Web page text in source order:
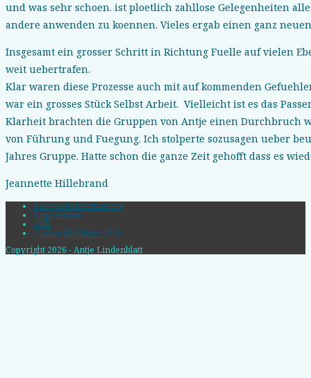
und was sehr schoen. ist ploetlich zahllose Gelegenheiten
andere anwenden zu koennen. Vieles ergab einen ganz
Insgesamt ein grosser Schritt in Richtung Fuelle auf vielen
weit uebertrafen.
Klar waren diese Prozesse auch mit auf kommenden
war ein grosses Stück Selbst Arbeit. Vielleicht ist es das
Klarheit brachten die Gruppen von Antje einen Durchbruch
von Führung und Fuegung. Ich stolperte sozusagen ueber
Jahres Gruppe. Hatte schon die ganze Zeit gehofft dass es
Jeannette Hillebrand
Datenschutzerklärung
Impressum
AGB
Cookie-Richtlinie (EU)
Copyright 2026 - Antje Lindenblatt